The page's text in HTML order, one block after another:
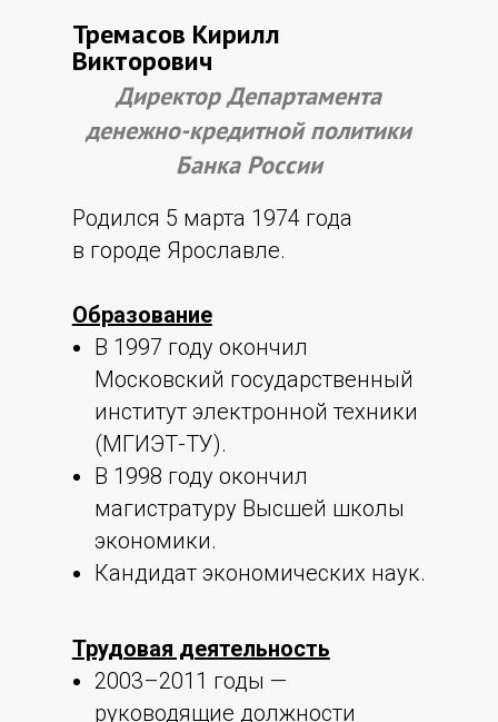
Тремасов Кирилл
Викторович
Директор Департамента
денежно-кредитной политики
Банка России
Родился 5 марта 1974 года
в городе Ярославле.
Образование
В 1997 году окончил
Московский государственный
институт электронной техники
(МГИЭТ-ТУ).
В 1998 году окончил
магистратуру Высшей школы
экономики.
Кандидат экономических наук.
Трудовая деятельность
2003–2011 годы —
руководящие должности